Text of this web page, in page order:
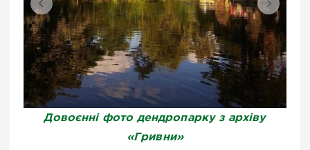
Довоєнні фото дендропарку з архіву
«Гривни»